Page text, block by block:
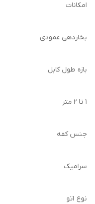
امکانات
بخاردهی عمودی
بازه طول کابل
۱ تا ۲ متر
جنس کفه
سرامیک
نوع اتو